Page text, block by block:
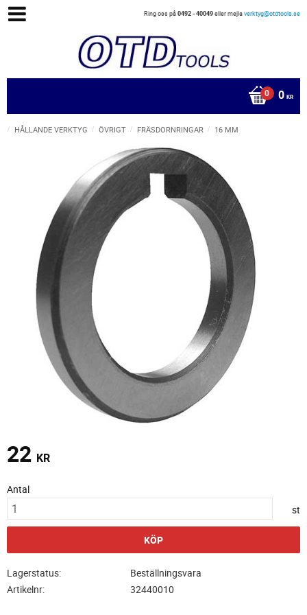
Ring oss på0492 - 40049eller mejlaverktyg@otdtools.se
0 KR
HÅLLANDE VERKTYG ÖVRIGT FRÄSDORNRINGAR 16 MM
22 KR
Antal
st
KÖP
Lagerstatus
Beställningsvara
Artikelnr
32440010